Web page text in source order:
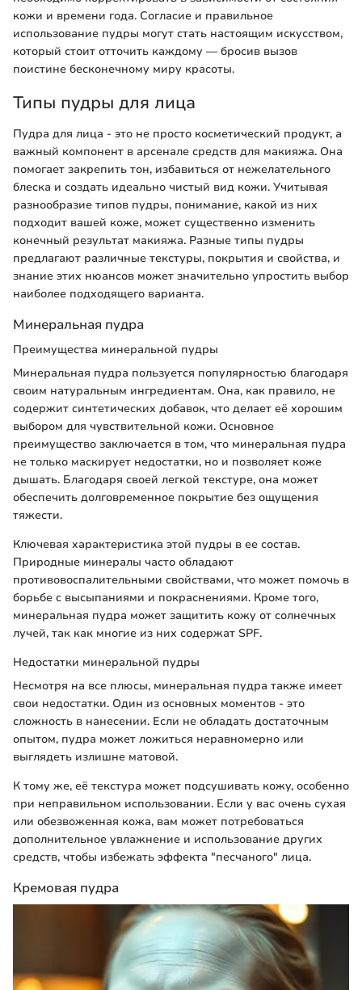
кожи и времени года. Согласие и правильное
использование пудры могут стать настоящим искусством,
который стоит отточить каждому — бросив вызов
поистине бесконечному миру красоты.
Типы пудры для лица
Пудра для лица - это не просто косметический продукт, а
важный компонент в арсенале средств для макияжа. Она
помогает закрепить тон, избавиться от нежелательного
блеска и создать идеально чистый вид кожи. Учитывая
разнообразие типов пудры, понимание, какой из них
подходит вашей коже, может существенно изменить
конечный результат макияжа. Разные типы пудры
предлагают различные текстуры, покрытия и свойства, и
знание этих нюансов может значительно упростить выбор
наиболее подходящего варианта.
Минеральная пудра
Преимущества минеральной пудры
Минеральная пудра пользуется популярностью благодаря
своим натуральным ингредиентам. Она, как правило, не
содержит синтетических добавок, что делает её хорошим
выбором для чувствительной кожи. Основное
преимущество заключается в том, что минеральная пудра
не только маскирует недостатки, но и позволяет коже
дышать. Благодаря своей легкой текстуре, она может
обеспечить долговременное покрытие без ощущения
тяжести.
Ключевая характеристика этой пудры в ее состав.
Природные минералы часто обладают
противовоспалительными свойствами, что может помочь в
борьбе с высыпаниями и покраснениями. Кроме того,
минеральная пудра может защитить кожу от солнечных
лучей, так как многие из них содержат SPF.
Недостатки минеральной пудры
Несмотря на все плюсы, минеральная пудра также имеет
свои недостатки. Один из основных моментов - это
сложность в нанесении. Если не обладать достаточным
опытом, пудра может ложиться неравномерно или
выглядеть излишне матовой.
К тому же, её текстура может подсушивать кожу, особенно
при неправильном использовании. Если у вас очень сухая
или обезвоженная кожа, вам может потребоваться
дополнительное увлажнение и использование других
средств, чтобы избежать эффекта "песчаного" лица.
Кремовая пудра